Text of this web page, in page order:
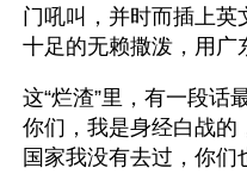
门吼叫，并时而插上英
十足的无赖撒泼，用广
这“烂渣”里，有一段话
你们，我是身经白战的
国家我没有去过，你